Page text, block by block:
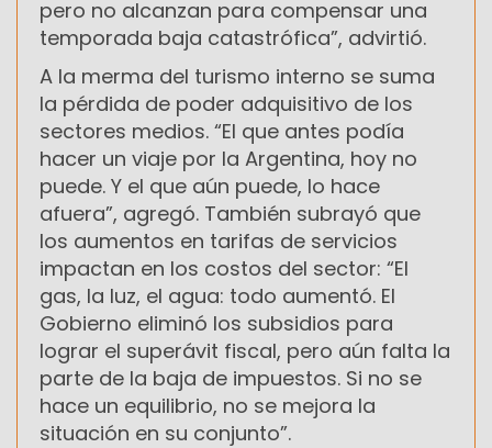
pero no alcanzan para compensar una
temporada baja catastrófica”, advirtió.
A la merma del turismo interno se suma
la pérdida de poder adquisitivo de los
sectores medios. “El que antes podía
hacer un viaje por la Argentina, hoy no
puede. Y el que aún puede, lo hace
afuera”, agregó. También subrayó que
los aumentos en tarifas de servicios
impactan en los costos del sector: “El
gas, la luz, el agua: todo aumentó. El
Gobierno eliminó los subsidios para
lograr el superávit fiscal, pero aún falta la
parte de la baja de impuestos. Si no se
hace un equilibrio, no se mejora la
situación en su conjunto”.